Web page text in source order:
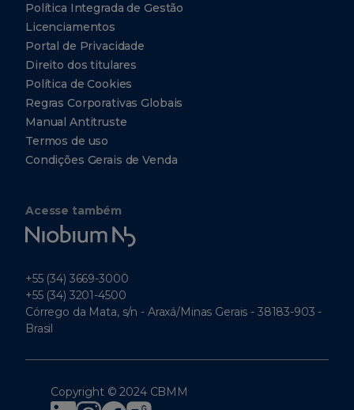
Política Integrada de Gestão
Licenciamentos
Portal de Privacidade
Direito dos titulares
Política de Cookies
Regras Corporativas Globais
Manual Antitruste
Termos de uso
Condições Gerais de Venda
Acesse também
Niobium
Tech
+55 (34) 3669-3000
+55 (34) 3201-4500
Córrego da Mata, s/n - Araxá/Minas Gerais - 38183-903 -
Brasil
Copyright © 2024 CBMM